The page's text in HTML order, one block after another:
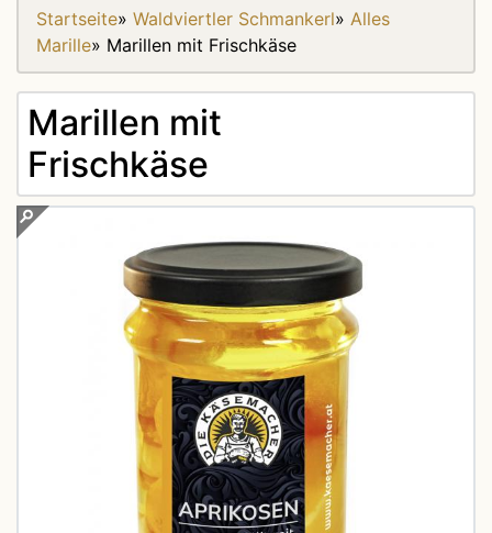
Startseite» Waldviertler Schmankerl» Alles
Marille» Marillen mit Frischkäse
Marillen mit
Frischkäse